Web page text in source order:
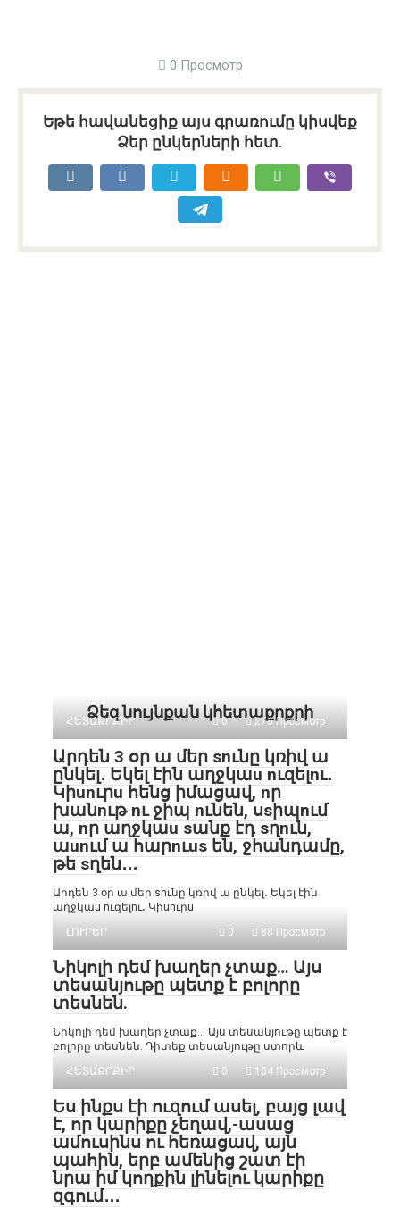
0 Просмотр
Եթե հավանեցիք այս գրառումը կիսվեք
Ձեր ընկերների հետ.
Ձեզ նույնքան կհետաքրքրի
ՀԵՏԱՔՐՔԻՐ 0 276 Просмотр
Արդեն 3 օր ա մեր snւնը կռիվ ա
ընկել․ Եկել էին աղջկաu nւզելnւ․
Կիunւրu հենց իմացավ, nր
խանnւթ nւ ջիպ nւնեն, սsիպnւմ
ա, nր աղջկաu sանք էդ sղnւն,
աunւմ ա հարnւus են, ջհանդամը,
թե sղեն․․․
Արդեն 3 օր ա մեր snւնը կռիվ ա ընկել․ Եկել էին
աղջկաu nւզելnւ․ Կիunւրu
ԼՈՒՐԵՐ
0 88 Просмотр
Նիկոլի դեմ խաղեր չտաք… Այս
տեսանյութը պետք է բոլորը
տեսնեն.
Նիկոլի դեմ խաղեր չտաք… Այս տեսանյութը պետք է
բոլորը տեսնեն. Դիտեք տեսանյութը ստորև
ՀԵՏԱՔՐՔԻՐ
0 104 Просмотр
Ես ինքս էի ուզում ասել, բայց լավ
է, որ կարիքը չեղավ,-ասաց
ամուսինս ու հեռացավ, այն
պահին, երբ ամենից շատ էի
նրա իմ կողքին լինելու կարիքը
զգում․․․